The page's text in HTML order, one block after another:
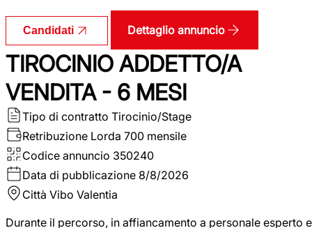
Candidati Dettaglio annuncio
TIROCINIO ADDETTO/A
VENDITA - 6 MESI
Tipo di contratto Tirocinio/Stage
Retribuzione Lorda 700 mensile
Codice annuncio 350240
Data di pubblicazione 8/8/2026
Città Vibo Valentia
Durante il percorso, in affiancamento a personale esperto e